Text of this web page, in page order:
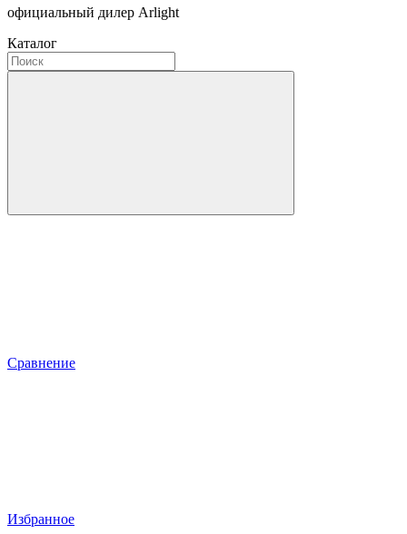
официальный дилер Arlight
Каталог
Сравнение
Избранное